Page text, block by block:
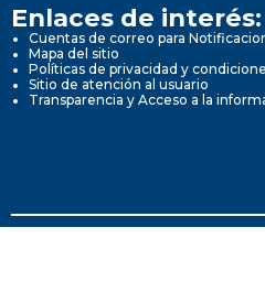
Enlaces de interés:
Cuentas de correo para
Mapa del sitio
Políticas de privacidad y
Sitio de atención al usuario
Transparencia y Acceso a la